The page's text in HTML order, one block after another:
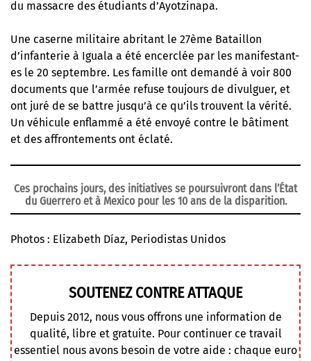
du massacre des étudiants d’Ayotzinapa.
Une caserne militaire abritant le 27ème Bataillon
d’infanterie à Iguala a été encerclée par les manifestant-
es le 20 septembre. Les famille ont demandé à voir 800
documents que l’armée refuse toujours de divulguer, et
ont juré de se battre jusqu’à ce qu’ils trouvent la vérité.
Un véhicule enflammé a été envoyé contre le bâtiment
et des affrontements ont éclaté.
Ces prochains jours, des initiatives se poursuivront dans l’État
du Guerrero et à Mexico pour les 10 ans de la disparition.
Photos : Elizabeth Díaz, Periodistas Unidos
SOUTENEZ CONTRE ATTAQUE
Depuis 2012, nous vous offrons une information de
qualité, libre et gratuite. Pour continuer ce travail
essentiel nous avons besoin de votre aide : chaque euro